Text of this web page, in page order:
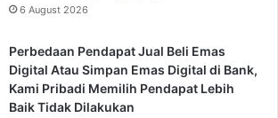
6 August 2026
Perbedaan Pendapat Jual Beli Emas
Digital Atau Simpan Emas Digital di Bank,
Kami Pribadi Memilih Pendapat Lebih
Baik Tidak Dilakukan